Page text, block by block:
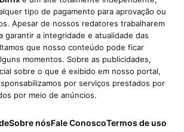
tipo de pagamento para aprovação ou
Apesar de nossos redatores trabalharem
garantir a integridade e atualidade das
que nosso conteúdo pode ficar
momentos. Sobre as publicidades,
sobre o que é exibido em nosso portal,
por serviços prestados por
por meio de anúncios.
Sobre nósFale ConoscoTermos de uso